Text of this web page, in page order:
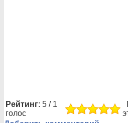
Рейтинг: 5 / 1
голос